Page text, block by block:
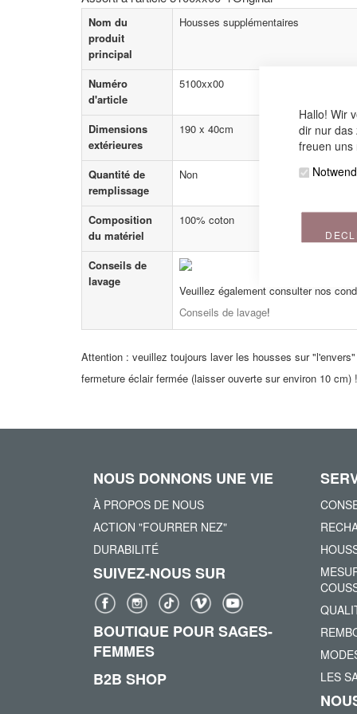
Hallo! Wir
dir nur
freuen uns
gallery
Nom du
produit
principal
Housses supplémentaires
Numéro
d'article
5100xx00
Dimensions
extérieures
190 x 40cm
Quantité de
remplissage
Non
Composition
du matériel
100% coton
Conseils de
lavage
Veuillez également consulter nos
Conseils de lavage!
Attention : veuillez toujours laver les housses sur
fermeture éclair fermée (laisser ouverte sur environ 10 cm) !
NOUS DONNONS UNE VIE
À PROPOS DE NOUS
ACTION "FOURRER NEZ"
DURABILITÉ
SUIVEZ-NOUS SUR
BOUTIQUE POUR SAGES-
FEMMES
B2B SHOP
LES